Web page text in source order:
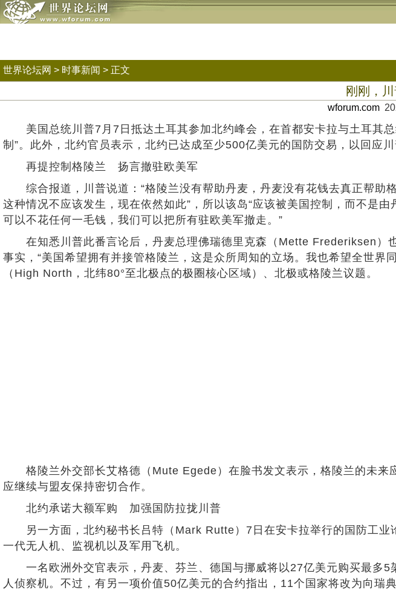
世界论坛网 > 时事新闻 > 正文
刚刚，
wforum.com
美国总统川普7月7日抵达土耳其参加北约峰会，在首都安卡拉与土耳其总
制”。此外，北约官员表示，北约已达成至少500亿美元的国防交易，以回应川
再提控制格陵兰 扬言撤驻欧美军
综合报道，川普说道：“格陵兰没有帮助丹麦，丹麦没有花钱去真正帮助
这种情况不应该发生，现在依然如此”，所以该岛“应该被美国控制，而不是
可以不花任何一毛钱，我们可以把所有驻欧美军撤走。”
在知悉川普此番言论后，丹麦总理佛瑞德里克森（Mette Frederiksen）
事实，“美国希望拥有并接管格陵兰，这是众所周知的立场。我也希望全世
（High North，北纬80°至北极点的极圈核心区域）、北极或格陵兰议题。
格陵兰外交部长艾格德（Mute Egede）在脸书发文表示，格陵兰的未来
应继续与盟友保持密切合作。
北约承诺大额军购 加强国防拉拢川普
另一方面，北约秘书长吕特（Mark Rutte）7日在安卡拉举行的国防工业
一代无人机、监视机以及军用飞机。
一名欧洲外交官表示，丹麦、芬兰、德国与挪威将以27亿美元购买最多5
人侦察机。不过，有另一项价值50亿美元的合约指出，11个国家将改为向瑞